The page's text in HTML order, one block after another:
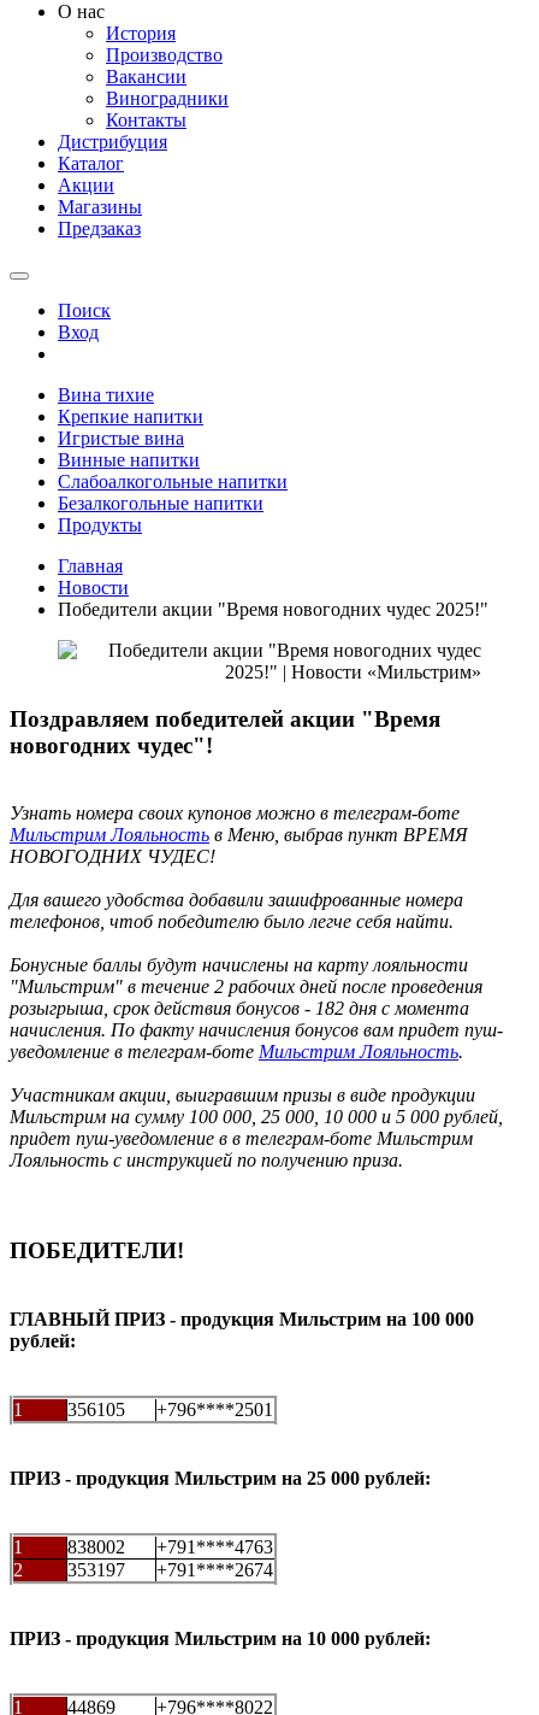
О нас
История
Производство
Вакансии
Виноградники
Контакты
Дистрибуция
Каталог
Акции
Магазины
Предзаказ
Поиск
Вход
Вина тихие
Крепкие напитки
Игристые вина
Винные напитки
Слабоалкогольные напитки
Безалкогольные напитки
Продукты
Главная
Новости
Победители акции "Время новогодних чудес 2025!"
Поздравляем победителей акции "Время
новогодних чудес"!
Узнать номера своих купонов можно в телеграм-боте
Мильстрим Лояльность в Меню, выбрав пункт ВРЕМЯ
НОВОГОДНИХ ЧУДЕС!
Для вашего удобства добавили зашифрованные номера
телефонов, чтоб победителю было легче себя найти.
Бонусные баллы будут начислены на карту лояльности
"Мильстрим" в течение 2 рабочих дней после проведения
розыгрыша, срок действия бонусов - 182 дня с момента
начисления. По факту начисления бонусов вам придет пуш-
уведомление в телеграм-боте Мильстрим Лояльность.
Участникам акции, выигравшим призы в виде продукции
Мильстрим на сумму 100 000, 25 000, 10 000 и 5 000 рублей,
придет пуш-уведомление в в телеграм-боте Мильстрим
Лояльность с инструкцией по получению приза.
ПОБЕДИТЕЛИ!
ГЛАВНЫЙ ПРИЗ - продукция Мильстрим на 100 000
рублей:
1 356105 +796****2501
ПРИЗ - продукция Мильстрим на 25 000 рублей:
1 838002
+791****4763
2
353197 +791****2674
ПРИЗ - продукция Мильстрим на 10 000 рублей:
1 44869 +796****8022